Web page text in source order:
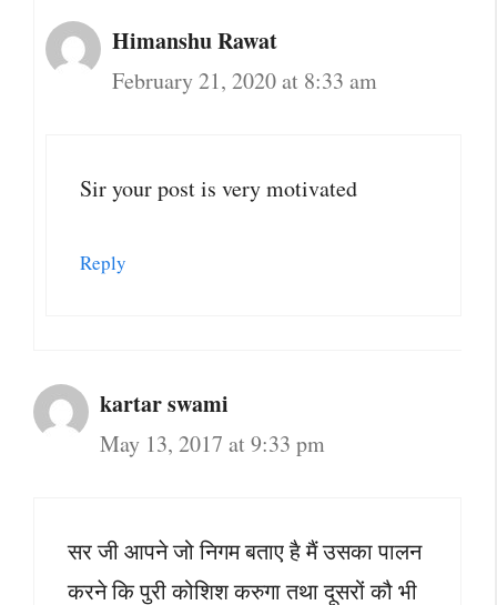
Himanshu Rawat
February 21, 2020 at 8:33 am
Sir your post is very motivated
Reply
kartar swami
May 13, 2017 at 9:33 pm
सर जी आपने जो निगम बताए है मैं उसका पालन
करने कि पुरी कोशिश करुगा तथा दूसरों कौ भी